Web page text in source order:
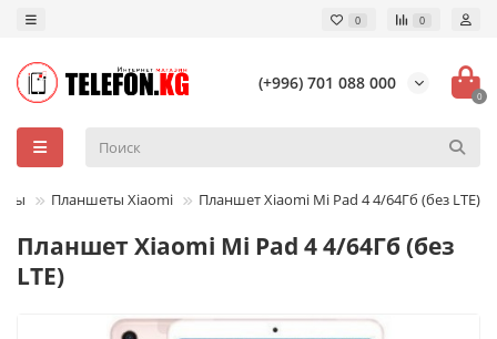
0 0
(+996) 701 088 000
0
Планшеты Xiaomi Планшет Xiaomi Mi Pad 4 4/64Гб (без LTE)
Планшет Xiaomi Mi Pad 4 4/64Гб (без
LTE)